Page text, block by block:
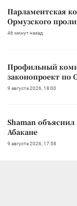
Парламентская
Ормузского
46 минут назад
Профильный
законопроект по
9 августа 2026, 18:00
Shaman
Абакане
9 августа 2026, 17:58